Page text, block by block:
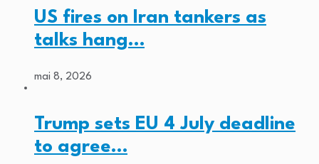
US fires on Iran tankers as
talks hang…
mai 8, 2026
Trump sets EU 4 July deadline
to agree…